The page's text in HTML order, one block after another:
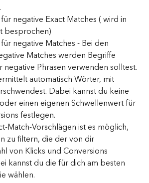
für negative Exact Matches ( wird in
besprochen)
für negative Matches - Bei den
Matches werden Begriffe
Phrasen verwenden solltest.
automatisch Wörter, mit
Dabei kannst du keine
einen eigenen Schwellenwert für
festlegen.
Match-Vorschlägen ist es möglich,
zu filtern, die der von dir
von Klicks und Conversions
kannst du die für dich am besten
wählen.